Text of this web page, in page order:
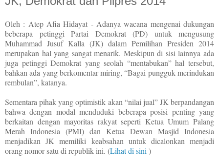
Oleh : Atep Afia Hidayat - Adanya wacana mengenai dukungan
beberapa petinggi Partai Demokrat (PD) untuk mengusung
Muhammad Jusuf Kalla (JK) dalam Pemilihan Presiden 2014
merupakan hal yang sangat menarik. Meskipun di sisi lainnya ada
juga petinggi Demokrat yang seolah “mentabukan” hal tersebut,
bahkan ada yang berkomentar miring, “Bagai pungguk merindukan
rembulan”, katanya.
Sementara pihak yang optimistik akan “nilai jual” JK berpandangan
bahwa dengan modal menduduki beberapa posisi penting yang
berkaitan dengan mayoritas rakyat seperti Ketua Umum Palang
Merah Indonesia (PMI) dan Ketua Dewan Masjid Indonesia
menjadikan JK memiliki keabsahan untuk dicalonkan menjadi
orang nomor satu di republik ini. (Lihat di sini )